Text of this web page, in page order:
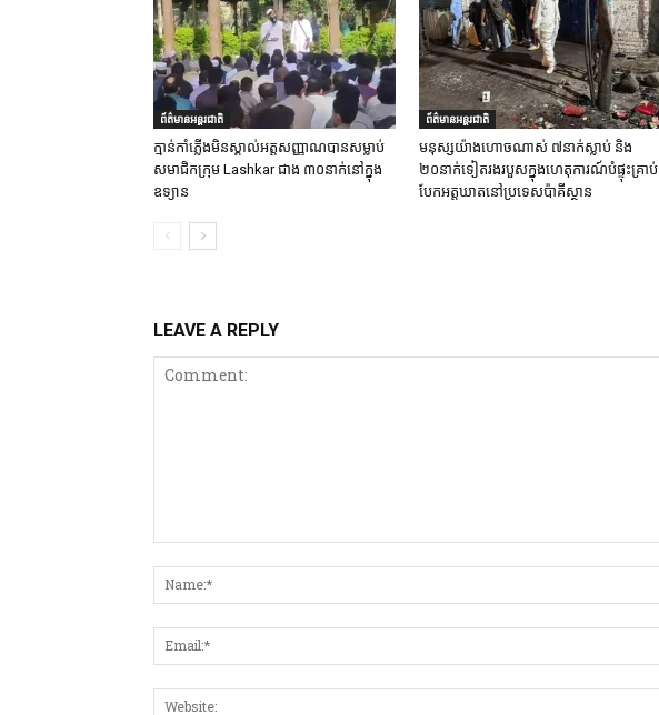
ព័ត៌មានអន្តរជាតិ
ក្មាន់កាំភ្លើងមិនស្គាល់អត្តសញ្ញាណបានសម្លាប់
សមាជិកក្រុម Lashkar ជាង ៣០នាក់នៅក្នុង
ឧទ្យាន
ព័ត៌មានអន្តរជាតិ
មនុស្សយ៉ាងហោចណាស់ ៧នាក់ស្លាប់ និង
២០នាក់ទៀតរងរបួសក្នុងហេតុការណ៍បំផ្ទុះគ្រាប់
បែកអត្តឃាតនៅប្រទេសប៉ាគីស្ថាន
LEAVE A REPLY